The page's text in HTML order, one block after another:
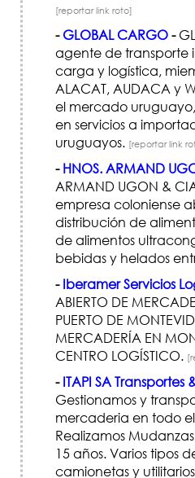
[reportar link roto]
- GLOBAL CARGO-
agente de transporte
carga y logística,
ALACAT, AUDACA y
el mercado
en servicios a
uruguayos. [reportar link
- HNOS. ARMAND
ARMAND UGON &
empresa coloniense
distribución de
de alimentos
bebidas y helados
- Iberamer Servicios
ABIERTO DE
PUERTO DE
MERCADERÍ­A EN
CENTRO LOGÍSTICO.
- ITAPI SA Transportes
Gestionamos y
mercaderia en todo
Realizamos
15 años. Varios tipos
camionetas y